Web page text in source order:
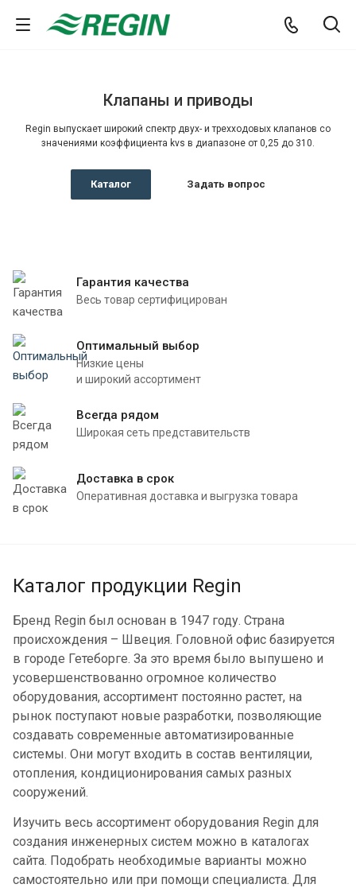
Клапаны и приводы
Regin выпускает широкий спектр двух- и трехходовых клапанов со
значениями коэффициента kvs в диапазоне от 0,25 до 310.
Каталог Задать вопрос
Гарантия качества
Весь товар сертифицирован
Оптимальный выбор
Низкие цены
и широкий ассортимент
Всегда рядом
Широкая сеть представительств
Доставка в срок
Оперативная доставка и выгрузка товара
Каталог продукции Regin
Бренд Regin был основан в 1947 году. Страна
происхождения – Швеция. Головной офис базируется
в городе Гетеборге. За это время было выпушено и
усовершенствованно огромное количество
оборудования, ассортимент постоянно растет, на
рынок поступают новые разработки, позволяющие
создавать современные автоматизированные
системы. Они могут входить в состав вентиляции,
отопления, кондиционирования самых разных
сооружений.
Изучить весь ассортимент оборудования Regin для
создания инженерных систем можно в каталогах
сайта. Подобрать необходимые варианты можно
самостоятельно или при помощи специалиста. Для